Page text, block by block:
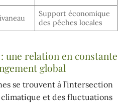
Support économique
des pêches locales
une relation en constante
global
se trouvent à l’intersection
et des fluctuations